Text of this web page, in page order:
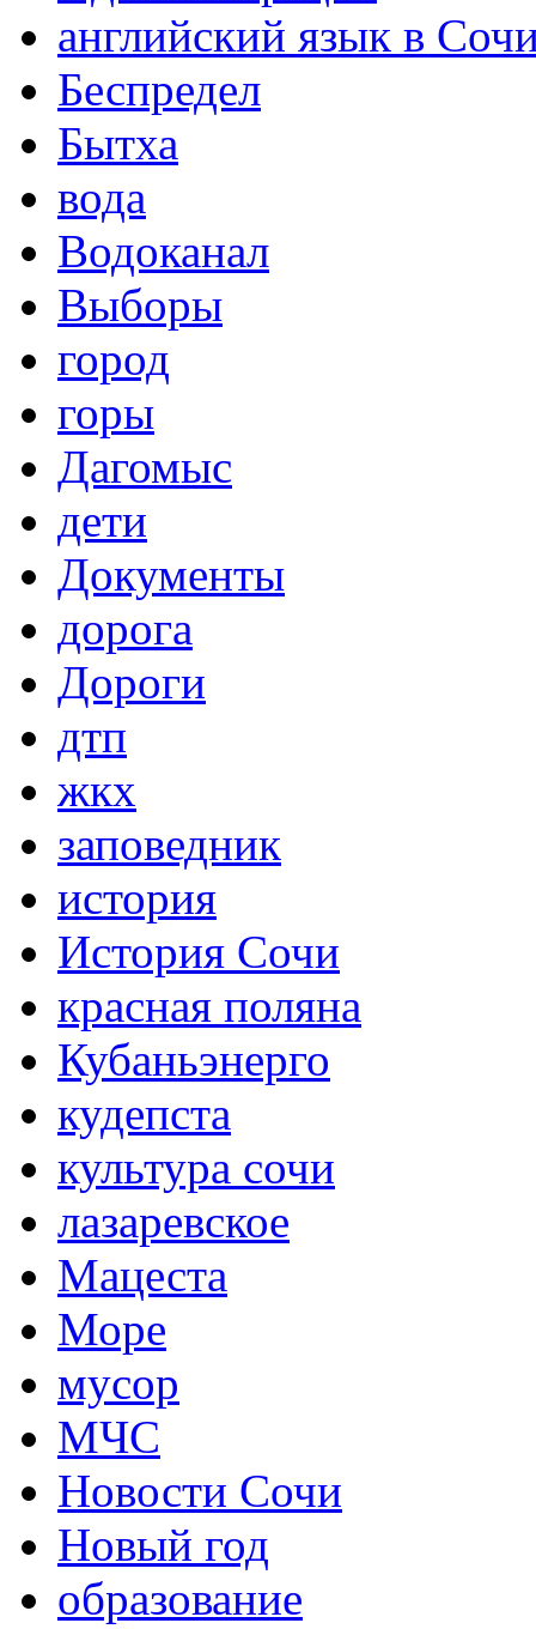
английский язык в
Беспредел
Бытха
вода
Водоканал
Выборы
город
горы
Дагомыс
дети
Документы
дорога
Дороги
дтп
жкх
заповедник
история
История Сочи
красная поляна
Кубаньэнерго
кудепста
культура сочи
лазаревское
Мацеста
Море
мусор
МЧС
Новости Сочи
Новый год
образование